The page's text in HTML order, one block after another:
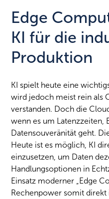
Edge
KI für die
Produktion
KI spielt heute eine
wird jedoch meist rein als
verstanden. Doch die
wenn es um Latenzzeiten,
Datensouveränität geht.
Heute ist es möglich, KI
einzusetzen, um Daten
Handlungsoptionen in
Einsatz moderner „Edge
Rechenpower somit direkt